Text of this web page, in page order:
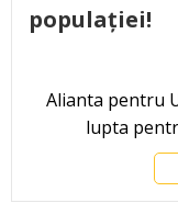
populației!
Alianta pentru
lupta